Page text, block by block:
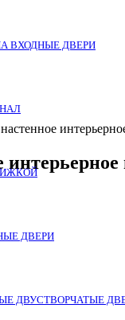
ВХОДНЫЕ ДВЕРИ
ДВЕРИ
ДВУСТВОРЧАТЫЕ